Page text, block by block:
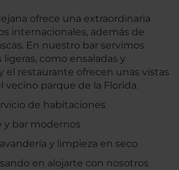
ofrece una extraordinaria
internacionales, además de
En nuestro bar servimos
como ensaladas y
el restaurante ofrecen unas vistas
vecino parque de la Florida.
de habitaciones
y bar modernos
y limpieza en seco
en alojarte con nosotros